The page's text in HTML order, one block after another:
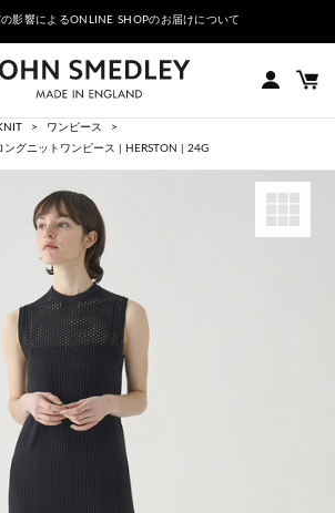
影響によるONLINE SHOPのお届けについて
ワンピース
ングニットワンピース | HERSTON | 24G